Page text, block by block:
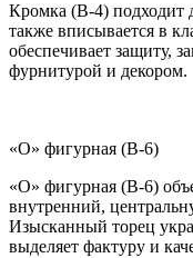
Кромка (B-4) подходит
также вписывается в
обеспечивает защиту,
фурнитурой и декором.
«О» фигурная (B-6)
«О» фигурная (B-6)
внутренний,
Изысканный торец
выделяет фактуру и